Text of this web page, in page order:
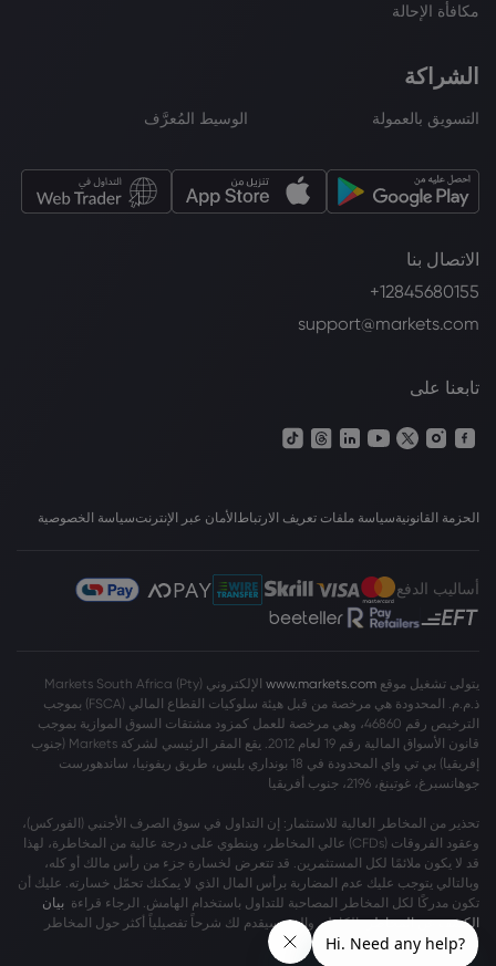
مكافأة الإحالة
الشراكة
التسويق بالعمولة الوسيط المُعرَّف
الاتصال بنا
+12845680155
support@markets.com
تابعنا على
الحزمة القانونيةسياسة ملفات تعريف الارتباط الأمان عبر الإنترنتسياسة الخصوصية
أساليب الدفع
يتولى تشغيل موقع www.markets.com
الإلكتروني Markets South Africa (Pty)
ذ.م.م. المحدودة هي مرخصة من قبل هيئة سلوكيات القطاع المالي (FSCA) بموجب
الترخيص رقم 46860، وهي مرخصة للعمل كمزود مشتقات السوق الموازية بموجب
قانون الأسواق المالية رقم 19 لعام 2012. يقع المقر الرئيسي لشركة Markets (جنوب
إفريقيا) بي تي واي المحدودة في 18 بونداري بليس، طريق ريفونيا، ساندهورست
جوهانسبرغ، غوتينغ، 2196، جنوب أفريقيا
تحذير من المخاطر العالية للاستثمار: إن التداول في سوق الصرف الأجنبي (الفوركس)،
وعقود الفروقات (CFDs) عالي المخاطر، وينطوي على درجة عالية من المخاطرة، لهذا
قد لا يكون ملائمًا لكل المستثمرين. قد تتعرض لخسارة جزء من رأس مالك أو كله،
وبالتالي يتوجب عليك عدم المضاربة برأس المال الذي لا يمكنك تحمّل خسارته. عليك أن
تكون مدركًا لكل المخاطر المصاحبة للتداول باستخدام الهامش. الرجاء قراءة بيان
الكشف عن المخاطربالكامل، والذي سيقدم لك شرحاً تفصيلياً أكثر حول المخاطر
المشمولة.